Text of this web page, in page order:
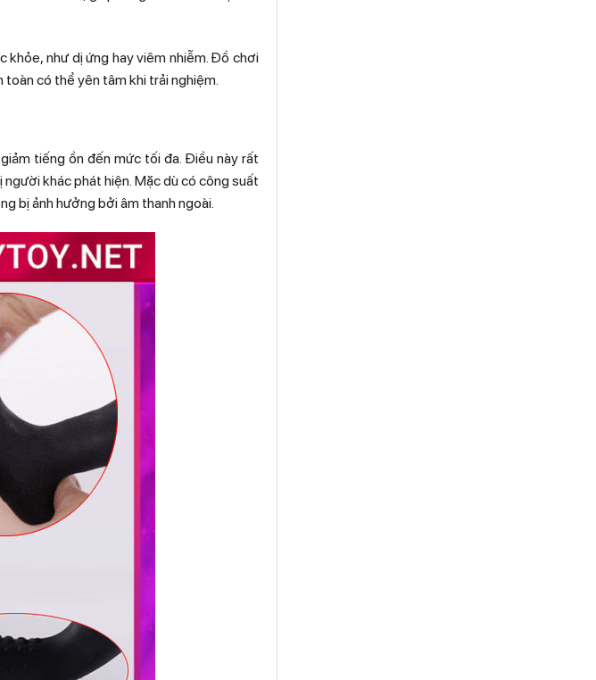
khỏe, như dị ứng hay viêm nhiễm. Đồ chơi
có thể yên tâm khi trải nghiệm.
tiếng ồn đến mức tối đa. Điều này rất
khác phát hiện. Mặc dù có công suất
bị ảnh hưởng bởi âm thanh ngoài.